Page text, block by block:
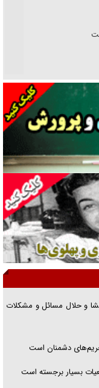
یا انحصار؟
شهید را از
رهبر شهید را
و حلال مسائل و مشکلات
دشمنان است
بسیار برجسته است